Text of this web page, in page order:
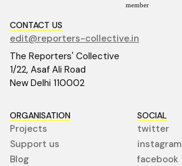
member
CONTACT US
edit@reporters-collective.in
The Reporters' Collective
1/22, Asaf Ali Road
New Delhi 110002
ORGANISATION
Projects
Support us
Blog
SOCIAL
twitter
instagram
facebook